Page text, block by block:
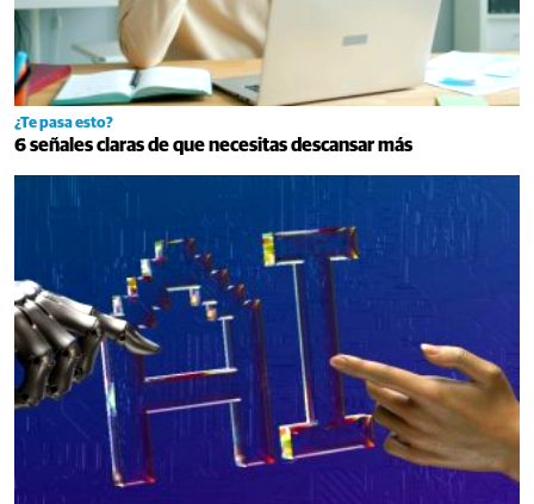
¿Te pasa esto?
6 señales claras de que necesitas descansar más